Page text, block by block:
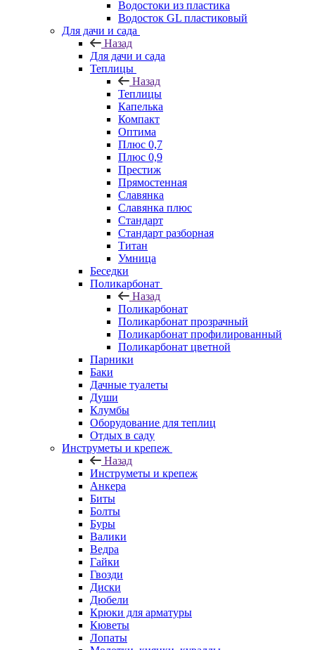
Водостоки из пластика
Водосток GL пластиковый
Для дачи и сада
Назад
Для дачи и сада
Теплицы
Назад
Теплицы
Капелька
Компакт
Оптима
Плюс 0,7
Плюс 0,9
Престиж
Прямостенная
Славянка
Славянка плюс
Стандарт
Стандарт разборная
Титан
Умница
Беседки
Поликарбонат
Назад
Поликарбонат
Поликарбонат прозрачный
Поликарбонат профилированный
Поликарбонат цветной
Парники
Баки
Дачные туалеты
Души
Клумбы
Оборудование для теплиц
Отдых в саду
Инструметы и крепеж
Назад
Инструметы и крепеж
Анкера
Биты
Болты
Буры
Валики
Ведра
Гайки
Гвозди
Диски
Дюбели
Крюки для арматуры
Кюветы
Лопаты